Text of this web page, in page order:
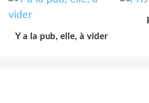
Y a la pub, elle, à vider